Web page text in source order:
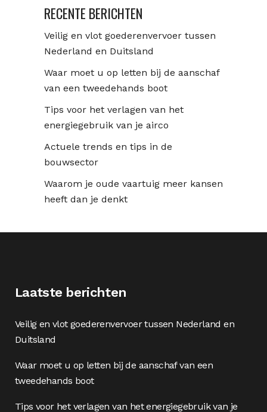
RECENTE BERICHTEN
Veilig en vlot goederenvervoer tussen
Nederland en Duitsland
Waar moet u op letten bij de aanschaf
van een tweedehands boot
Tips voor het verlagen van het
energiegebruik van je airco
Actuele trends en tips in de
bouwsector
Waarom je oude vaartuig meer kansen
heeft dan je denkt
Laatste berichten
Veilig en vlot goederenvervoer tussen Nederland en
Duitsland
Waar moet u op letten bij de aanschaf van een
tweedehands boot
Tips voor het verlagen van het energiegebruik van je